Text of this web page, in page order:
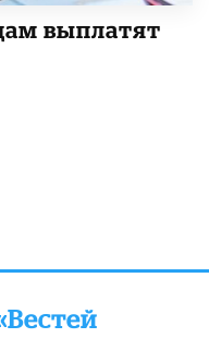
выплатят